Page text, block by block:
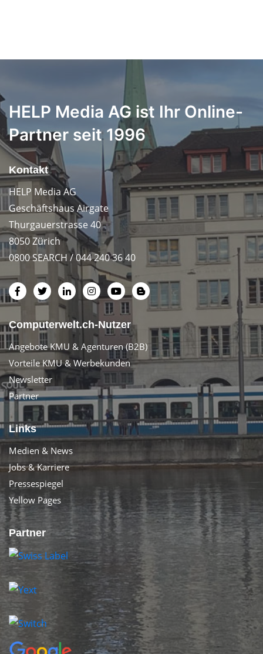
HELP Media AG ist Ihr Online-
Partner seit 1996
Kontakt
HELP Media AG
Geschäftshaus Airgate
Thurgauerstrasse 40
8050 Zürich
0800 SEARCH / 044 240 36 40
Computerwelt.ch-Nutzer
Angebote KMU & Agenturen (B2B)
Vorteile KMU & Werbekunden
Newsletter
Partner
Links
Medien & News
Jobs & Karriere
Pressespiegel
Yellow Pages
Partner